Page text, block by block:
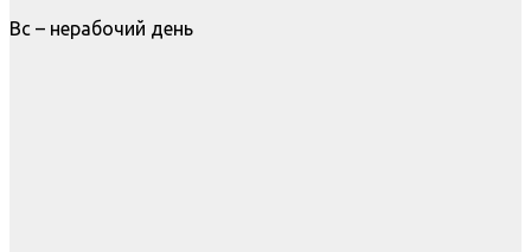
Вс – нерабочий день